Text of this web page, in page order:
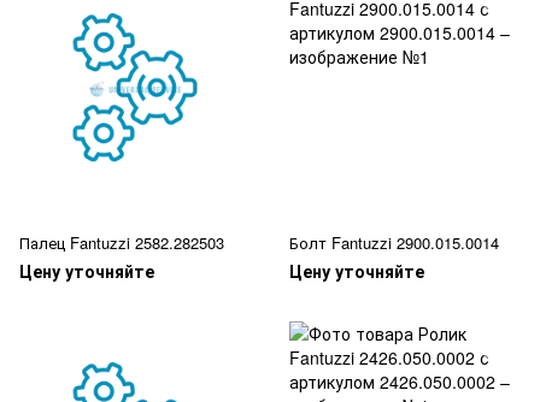
Палец Fantuzzi 2582.282503
Цену уточняйте
Болт Fantuzzi 2900.015.0014
Цену уточняйте